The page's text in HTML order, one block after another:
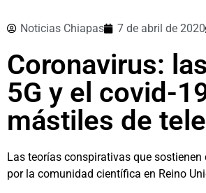
Noticias Chiapas 7 de abril de 2020
Coronavirus:
5G y el covid-
mástiles de
Las teorías conspirativas que
por la comunidad científica en Reino